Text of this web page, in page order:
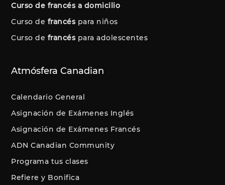
Curso de francés a domicilio
Curso de francéspara niños
Curso de francéspara adolescentes
Atmósfera Canadian
Calendario General
Asignación de Exámenes Inglés
Asignación de Exámenes Francés
ADN Canadian Community
Programa tus clases
Refiere y Bonifica